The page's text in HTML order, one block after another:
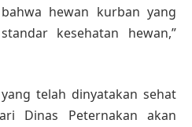
hewan kurban yang
kesehatan hewan,”
telah dinyatakan sehat
Dinas Peternakan akan